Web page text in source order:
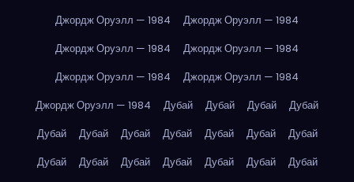
Джордж Оруэлл — 1984
Джордж Оруэлл — 1984
Джордж Оруэлл — 1984
Джордж Оруэлл — 1984
Джордж Оруэлл — 1984
Джордж Оруэлл — 1984
Джордж Оруэлл — 1984
Дубай Дубай Дубай
Дубай
Дубай
Дубай Дубай Дубай Дубай Дубай
Дубай
Дубай
Дубай Дубай Дубай Дубай Дубай
Дубай